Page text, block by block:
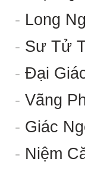
- Long
- Sư Tử
- Đại
- Vãng
- Giác
- Niệm